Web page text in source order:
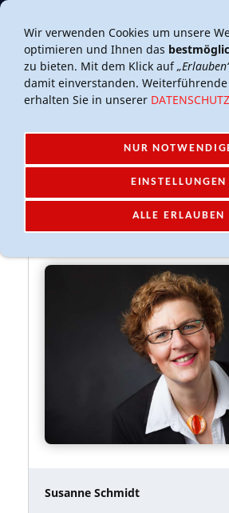
NAVIGATION EINBLENDEN
3. BEISITZ
Susanne Schmidt
Wir verwenden Cookies um unsere
optimieren und Ihnen das
zu bieten. Mit dem Klick auf
damit einverstanden.
erhalten Sie in unserer
NUR
EINSTELLUNGEN
ALLE ERLAUBEN